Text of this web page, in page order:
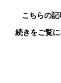
こちらの記
続きをご覧に
【特別企画】
①「アストンマー